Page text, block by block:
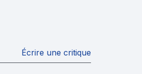
Écrire une critique